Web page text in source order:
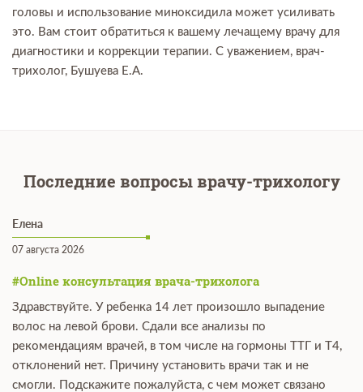
головы и использование миноксидила может усиливать
это. Вам стоит обратиться к вашему лечащему врачу для
диагностики и коррекции терапии. С уважением, врач-
трихолог, Бушуева Е.А.
Последние вопросы врачу-трихологу
Елена
07 августа 2026
#Online консультация врача-трихолога
Здравствуйте. У ребенка 14 лет произошло выпадение
волос на левой брови. Сдали все анализы по
рекомендациям врачей, в том числе на гормоны ТТГ и Т4,
отклонений нет. Причину установить врачи так и не
смогли. Подскажите пожалуйста, с чем может связано